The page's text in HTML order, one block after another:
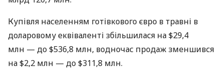
Купівля населенням готівкового євро в травні в
доларовому еквіваленті збільшилася на $29,4
млн — до $536,8 млн, водночас продаж зменшився
на $2,2 млн — до $311,8 млн.